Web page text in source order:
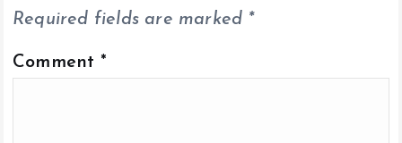
Required fields are marked *
Comment *